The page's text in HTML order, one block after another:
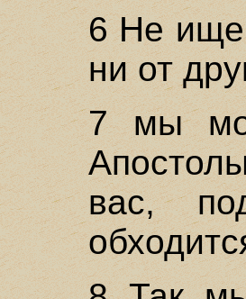
6 Не
ни от
7 мы
вас,